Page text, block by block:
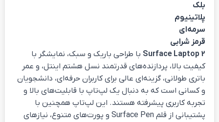
بلک
پلاتینیوم
سرمه‌ای
قرمز شرابی
Surface Laptop 2 با طراحی باریک و سبک، نمایشگر با
کیفیت بالا، پردازنده‌های قدرتمند نسل هشتم اینتل، و عمر
باتری طولانی، گزینه‌ای عالی برای کاربران حرفه‌ای، دانشجویان
و کسانی است که به دنبال یک لپ‌تاپ با قابلیت‌های بالا و
تجربه کاربری پیشرفته هستند. این لپ‌تاپ همچنین با
پشتیبانی از قلم Surface Pen و پورت‌های متنوع، نیازهای